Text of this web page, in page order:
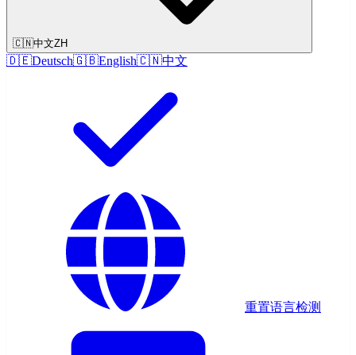
🇨🇳中文ZH
🇩🇪Deutsch🇬🇧English🇨🇳中文
重置语言检测